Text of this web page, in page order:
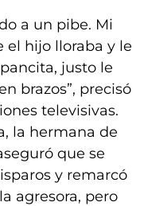
a un pibe. Mi
el hijo lloraba y le
justo le
brazos”, precisó
televisivas.
la hermana de
que se
y remarcó
agresora, pero